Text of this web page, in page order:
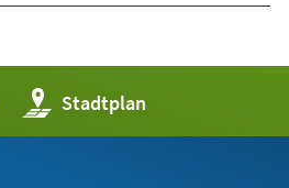
Stadtplan
(Öffnet
in
einem